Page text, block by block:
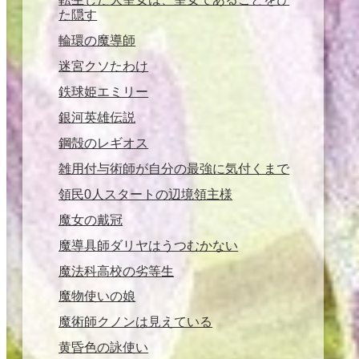
た隠す
輪環の魔導師
迷宮クソたわけ
鉄球姫エミリー
銀河英雄伝説
鋼殻のレギオス
雑用付与術師が自分の最強に気付くまで
領民0人スタートの辺境領主様
魔女の戴冠
魔導具師ダリヤはうつむかない
魔法科高校の劣等生
魔物使いの娘
魔術師クノンは見えている
黄昏色の詠使い